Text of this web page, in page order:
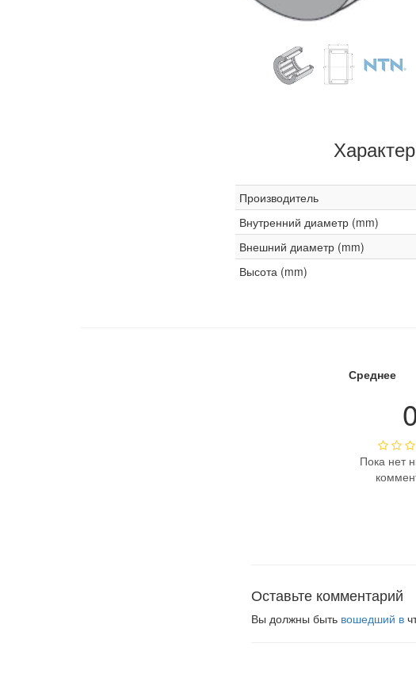
Производитель
Внутренний диаметр (mm)
Внешний диаметр (mm)
Высота (mm)
Среднее
Пока нет
Оставьте комментарий
Вы должны быть вошедший в